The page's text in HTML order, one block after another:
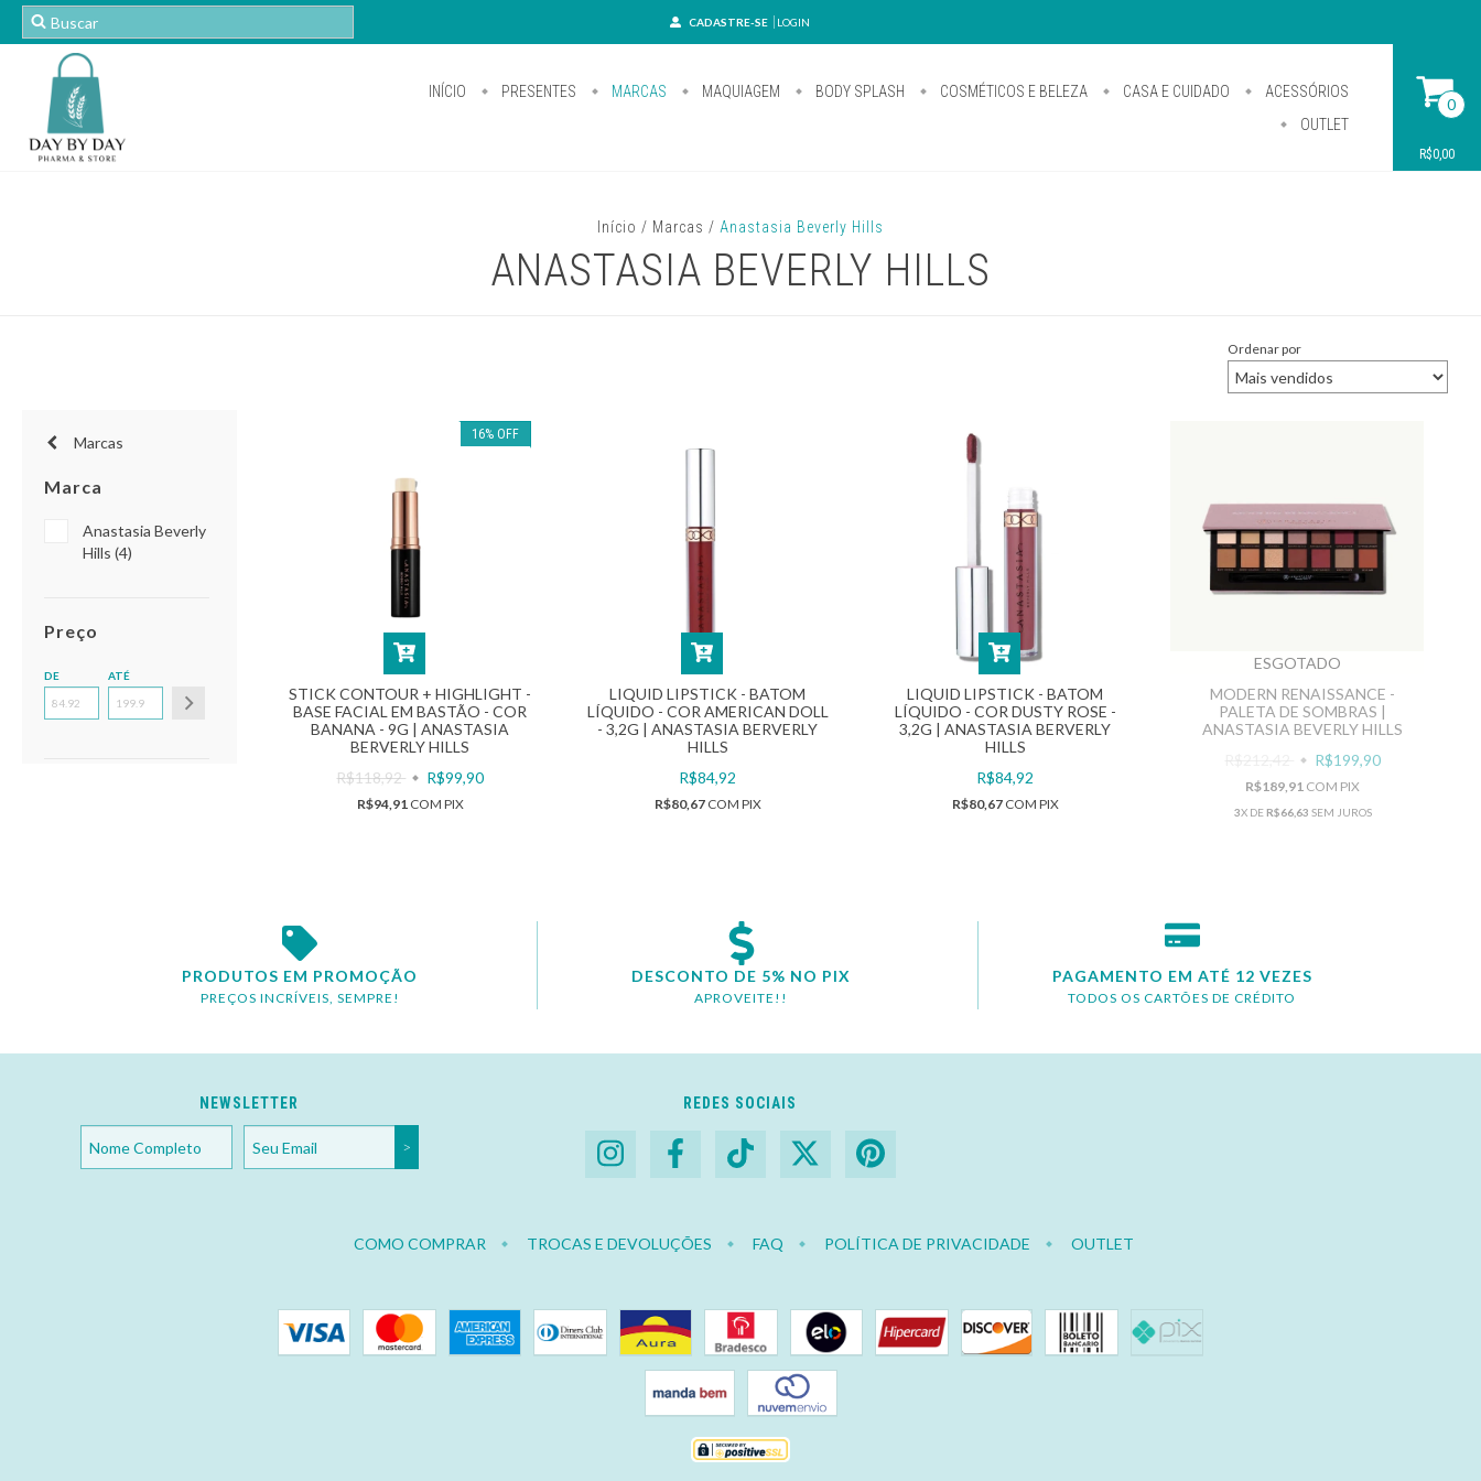
CADASTRE-SE LOGIN
INÍCIO PRESENTES MARCAS MAQUIAGEM BODY SPLASH COSMÉTICOS E BELEZA CASA E CUIDADO
ACESSÓRIOS
OUTLET
0
R$0,00
Início / Marcas / Anastasia Beverly Hills
ANASTASIA BEVERLY HILLS
Ordenar por
Marcas
Marca
Anastasia Beverly
Hills (4)
Preço
DE ATÉ
16%OFF
STICK CONTOUR + HIGHLIGHT -
BASE FACIAL EM BASTÃO - COR
BANANA - 9G | ANASTASIA
BERVERLY HILLS
R$118,92
R$99,90
R$94,91 COM PIX
LIQUID LIPSTICK - BATOM
LÍQUIDO - COR AMERICAN DOLL
- 3,2G | ANASTASIA BERVERLY
HILLS
R$84,92
R$80,67 COM PIX
LIQUID LIPSTICK - BATOM
LÍQUIDO - COR DUSTY ROSE -
3,2G | ANASTASIA BERVERLY
HILLS
R$84,92
R$80,67 COM PIX
ESGOTADO
MODERN RENAISSANCE -
PALETA DE SOMBRAS |
ANASTASIA BEVERLY HILLS
R$212,42
R$199,90
R$189,91 COM PIX
3X DE R$66,63 SEM JUROS
PRODUTOS EM PROMOÇÃO
PREÇOS INCRÍVEIS, SEMPRE!
DESCONTO DE 5% NO PIX
APROVEITE!!
PAGAMENTO EM ATÉ 12 VEZES
TODOS OS CARTÕES DE CRÉDITO
NEWSLETTER REDES SOCIAIS
COMO COMPRAR TROCAS E DEVOLUÇÕES FAQ POLÍTICA DE PRIVACIDADE OUTLET